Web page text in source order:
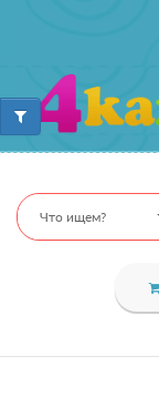
Что ищем?